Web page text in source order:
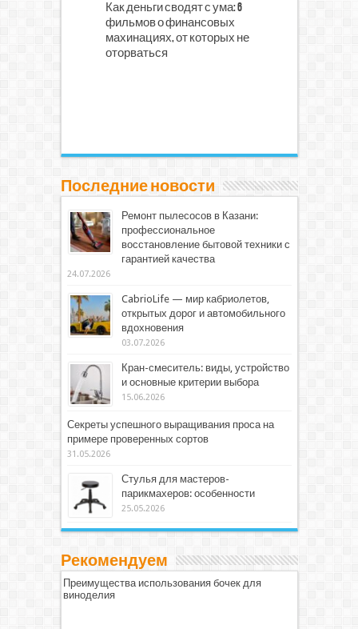
Как деньги сводят с ума: 6
фильмов о финансовых
махинациях, от которых не
оторваться
Последние новости
Ремонт пылесосов в Казани:
профессиональное
восстановление бытовой техники с
гарантией качества
24.07.2026
CabrioLife — мир кабриолетов,
открытых дорог и автомобильного
вдохновения
03.07.2026
Кран-смеситель: виды, устройство
и основные критерии выбора
15.06.2026
Секреты успешного выращивания проса на
примере проверенных сортов
31.05.2026
Стулья для мастеров-
парикмахеров: особенности
25.05.2026
Рекомендуем
Преимущества использования бочек для
виноделия